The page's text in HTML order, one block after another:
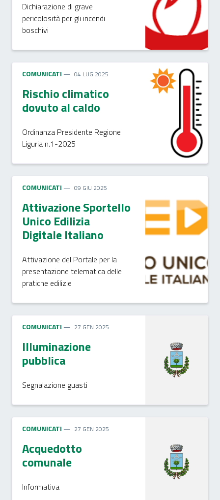
Dichiarazione di grave
pericolosità per gli incendi
boschivi
COMUNICATI 04 LUG 2025
Rischio climatico
dovuto al caldo
Ordinanza Presidente Regione
Liguria n.1-2025
COMUNICATI 09 GIU 2025
Attivazione Sportello
Unico Edilizia
Digitale Italiano
Attivazione del Portale per la
presentazione telematica delle
pratiche edilizie
COMUNICATI 27 GEN 2025
Illuminazione
pubblica
Segnalazione guasti
COMUNICATI 27 GEN 2025
Acquedotto
comunale
Informativa